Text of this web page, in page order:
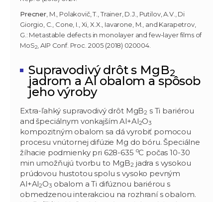
Precner, M., Polakovič, T., Trainer, D.J., Putilov, A.V., Di
Giorgio, C., Cone, I., Xi, X.X., Iavarone, M., and Karapetrov,
G.: Metastable defects in monolayer and few-layer films of
MoS2 , AIP Conf. Proc. 2005 (2018) 020004.
Supravodivý drôt s MgB2
jadrom a Al obalom a spôsob
jeho výroby
Extra-ľahký supravodivý drôt MgB2 s Ti bariérou
and špeciálnym vonkajším Al+Al2O3
kompozitným obalom sa dá vyrobiť pomocou
procesu vnútornej difúzie Mg do bóru. Špeciálne
žíhacie podmienky pri 628-635 oC počas 10-30
min umožňujú tvorbu to MgB2 jadra s vysokou
prúdovou hustotou spolu s vysoko pevným
Al+Al2O3obalom a Ti difúznou bariérou s
obmedzenou interakciou na rozhraní s obalom.